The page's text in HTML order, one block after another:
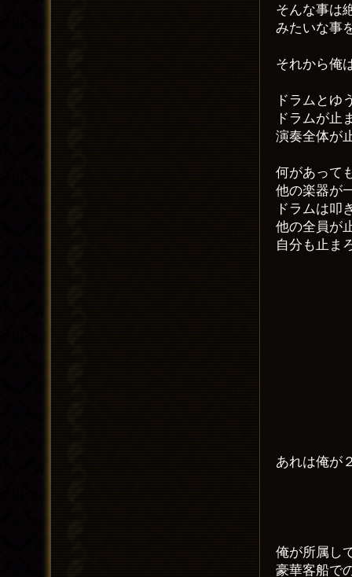
そんな事は
みたいな事
それから俺
ドラムとゆ
ドラムが止
演奏全体が
何があって
他の楽器が
ドラムは叩
他の全員が
自分も止ま
あれは俺が
俺が所属し
豪華客船で